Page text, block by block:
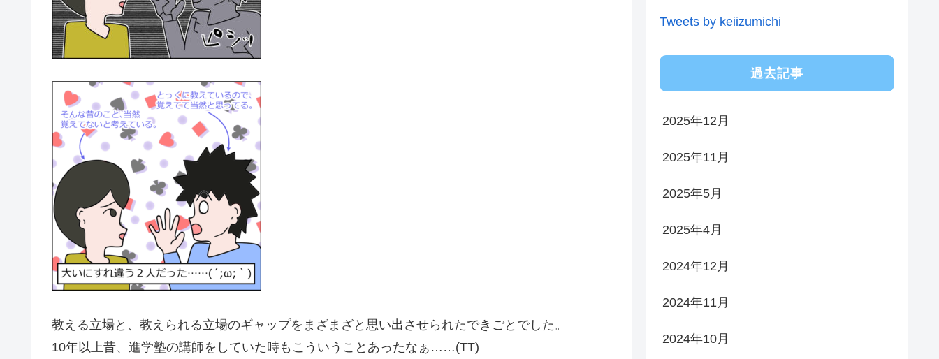
教える立場と、教えられる立場のギャップをまざまざと思い出させられたできごとでした。
10年以上昔、進学塾の講師をしていた時もこういうことあったなぁ……(TT)
Tweets by keiizumichi
過去記事
2025年12月
2025年11月
2025年5月
2025年4月
2024年12月
2024年11月
2024年10月